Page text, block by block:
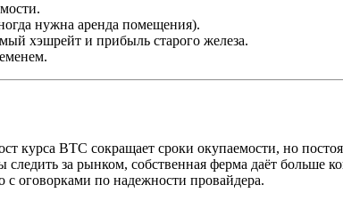
нужна аренда помещения).
хэшрейт и прибыль старого железа.
курса BTC сокращает сроки окупаемости, но
за рынком, собственная ферма даёт
оговорками по надежности провайдера.